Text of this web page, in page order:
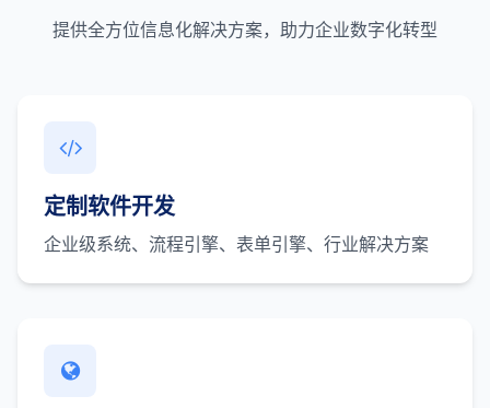
提供全方位信息化解决方案，助力企业数字化转型
定制软件开发
企业级系统、流程引擎、表单引擎、行业解决方案